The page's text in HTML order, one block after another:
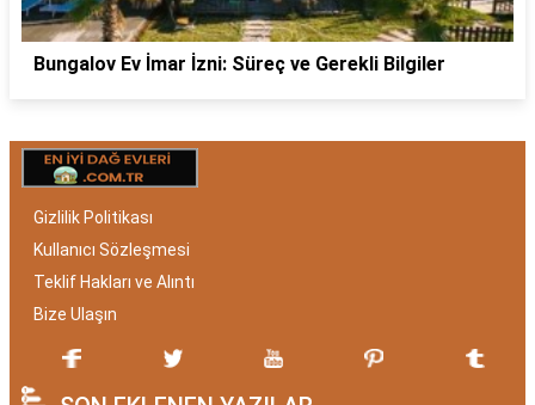
Bungalov Ev İmar İzni: Süreç ve Gerekli Bilgiler
Gizlilik Politikası
Kullanıcı Sözleşmesi
Teklif Hakları ve Alıntı
Bize Ulaşın